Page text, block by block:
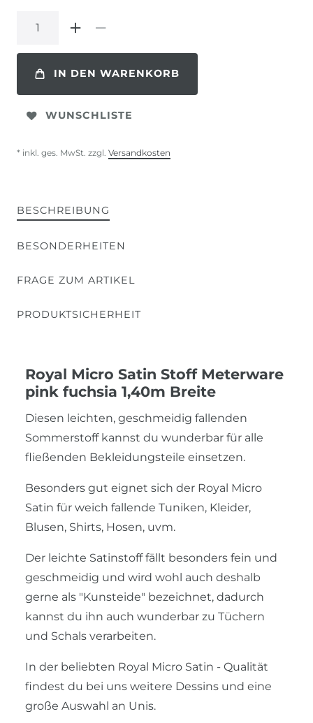
IN DEN WARENKORB
WUNSCHLISTE
* inkl. ges. MwSt. zzgl. Versandkosten
BESCHREIBUNG
BESONDERHEITEN
FRAGE ZUM ARTIKEL
PRODUKTSICHERHEIT
Royal Micro Satin Stoff Meterware
pink fuchsia 1,40m Breite
Diesen leichten, geschmeidig fallenden
Sommerstoff kannst du wunderbar für alle
fließenden Bekleidungsteile einsetzen.
Besonders gut eignet sich der Royal Micro
Satin für weich fallende Tuniken, Kleider,
Blusen, Shirts, Hosen, uvm.
Der leichte Satinstoff fällt besonders fein und
geschmeidig und wird wohl auch deshalb
gerne als "Kunsteide" bezeichnet, dadurch
kannst du ihn auch wunderbar zu Tüchern
und Schals verarbeiten.
In der beliebten Royal Micro Satin - Qualität
findest du bei uns weitere Dessins und eine
große Auswahl an Unis.